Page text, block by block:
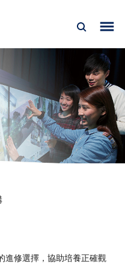
進修選擇，協助培養正確觀